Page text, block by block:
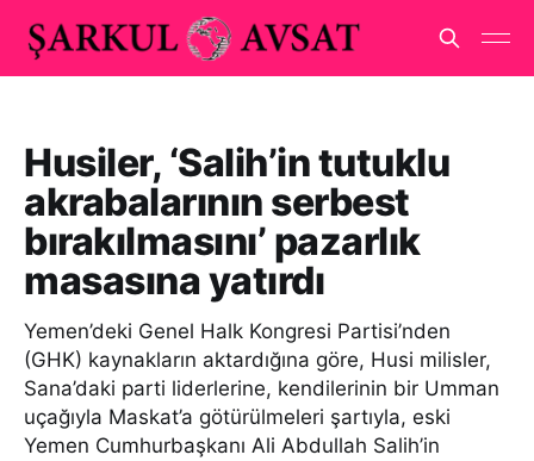
Husiler, ‘Salih’in tutuklu
akrabalarının serbest
bırakılmasını’ pazarlık
masasına yatırdı
Yemen’deki Genel Halk Kongresi Partisi’nden
(GHK) kaynakların aktardığına göre, Husi milisler,
Sana’daki parti liderlerine, kendilerinin bir Umman
uçağıyla Maskat’a götürülmeleri şartıyla, eski
Yemen Cumhurbaşkanı Ali Abdullah Salih’in